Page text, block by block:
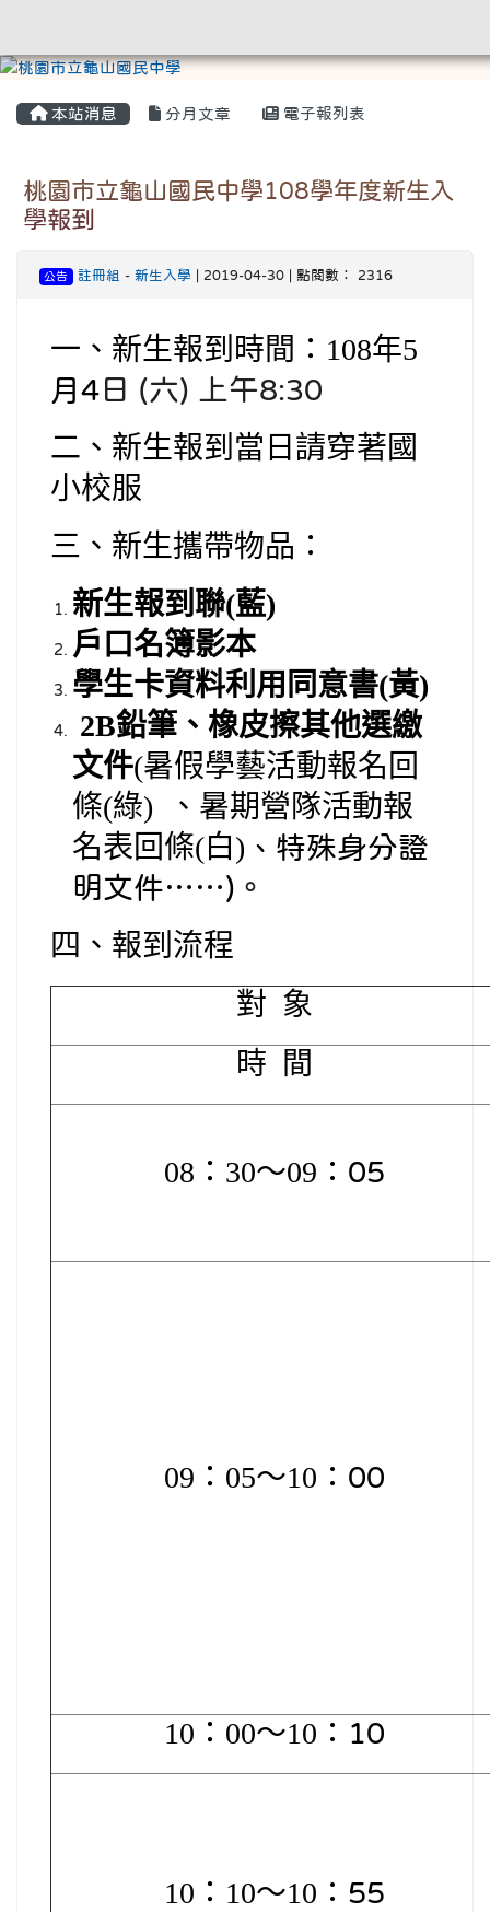
本站消息 分月文章 電子報列表
桃園市立龜山國民中學108學年度新生入
學報到
公告 註冊組 - 新生入學 | 2019-04-30 | 點閱數： 2316
一、新生報到時間：108年5
月4日 (六) 上午8:30
二、新生報到當日請穿著國
小校服
三、新生攜帶物品：
新生報到聯(藍)
戶口名簿影本
學生卡資料利用同意書(黃)
2B鉛筆、橡皮擦其他選繳
文件(暑假學藝活動報名回
條(綠)
、暑期營隊活動報
名表回條(白) 、特殊身分證
明文件……) 。
四、報到流程
對 象
時 間
08 ：30～09 ：05
09 ：05～10 ：00
10 ：00～10 ：10
10 ：10～10 ：55